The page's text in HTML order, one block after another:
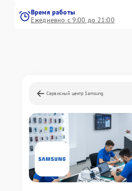
Время работы
Ежедневно с 9:00 до 21:00
Сервисный центр Samsung